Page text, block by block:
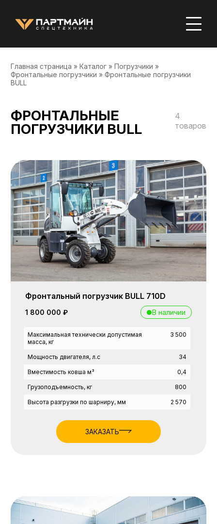
Главная страница »Каталог »Погрузчики »
Фронтальные погрузчики »Фронтальные погрузчики
BULL
ФРОНТАЛЬНЫЕ
ПОГРУЗЧИКИ BULL
4
товаров
Фронтальный погрузчик BULL 710D
1 800 000 ₽ В наличии
Максимальная технически допустимая
масса, кг
3 500
Мощность двигателя, л.с 34
Вместимость ковша м³ 0,4
Грузоподъемность, кг 800
Высота разгрузки по шарниру, мм 2 570
ЗАКАЗАТЬ